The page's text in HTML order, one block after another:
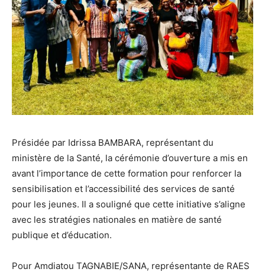
Présidée par Idrissa BAMBARA, représentant du
ministère de la Santé, la cérémonie d’ouverture a mis en
avant l’importance de cette formation pour renforcer la
sensibilisation et l’accessibilité des services de santé
pour les jeunes. Il a souligné que cette initiative s’aligne
avec les stratégies nationales en matière de santé
publique et d’éducation.
Pour Amdiatou TAGNABIE/SANA, représentante de RAES